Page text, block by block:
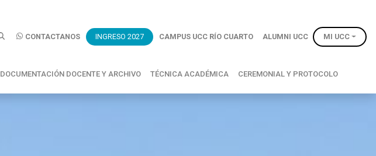
CONTACTANOS INGRESO 2027 CAMPUS UCC RÍO CUARTO ALUMNI UCC MI UCC
DOCUMENTACIÓN DOCENTE Y ARCHIVO TÉCNICA ACADÉMICA CEREMONIAL Y PROTOCOLO